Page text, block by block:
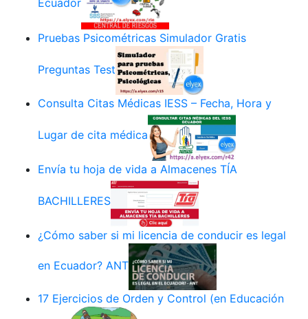
Ecuador
Pruebas Psicométricas Simulador Gratis
Preguntas Test
Consulta Citas Médicas IESS – Fecha, Hora y
Lugar de cita médica
Envía tu hoja de vida a Almacenes TÍA
BACHILLERES
¿Cómo saber si mi licencia de conducir es legal
en Ecuador? ANT
17 Ejercicios de Orden y Control (en Educación